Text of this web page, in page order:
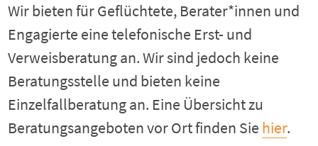
Wir bieten für Geflüchtete, Berater*innen und
Engagierte eine telefonische Erst- und
Verweisberatung an. Wir sind jedoch keine
Beratungsstelle und bieten keine
Einzelfallberatung an. Eine Übersicht zu
Beratungsangeboten vor Ort finden Sie hier.